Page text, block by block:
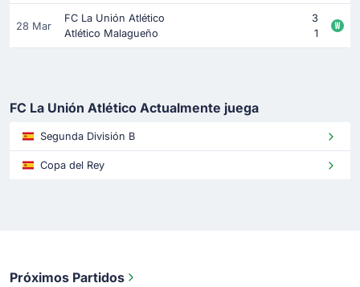
28 Mar
FC La Unión Atlético
3
Atlético Malagueño
1
FC La Unión Atlético Actualmente juega
Segunda División B
Copa del Rey
Próximos Partidos